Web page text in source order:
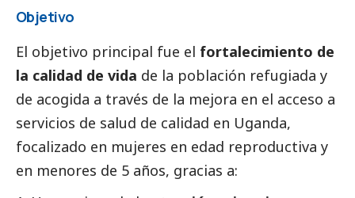
Objetivo
El objetivo principal fue el fortalecimiento de
la calidad de vida de la población refugiada y
de acogida a través de la mejora en el acceso a
servicios de salud de calidad en Uganda,
focalizado en mujeres en edad reproductiva y
en menores de 5 años, gracias a: